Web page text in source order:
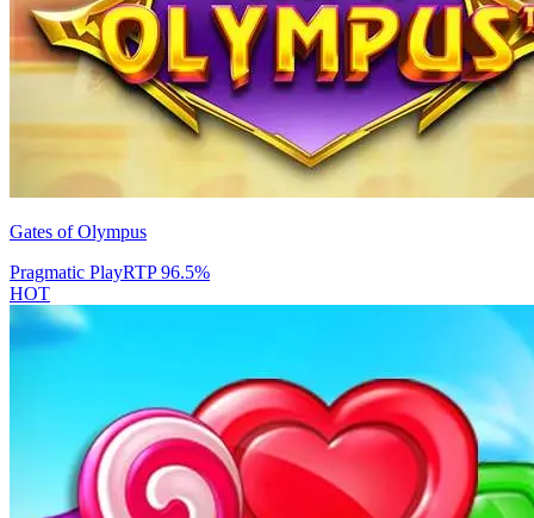
Gates of Olympus
Pragmatic PlayRTP96.5%
HOT